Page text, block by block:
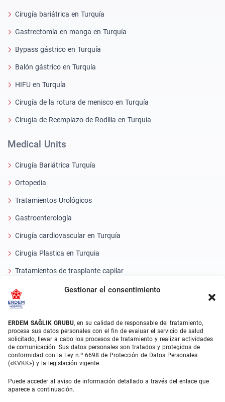
Gestionar el consentimiento
ERDEM SAĞLIK GRUBU, en su calidad de responsable del tratamiento,
procesa sus datos personales con el fin de evaluar el servicio de salud
solicitado, llevar a cabo los procesos de tratamiento y realizar actividades
de comunicación. Sus datos personales son tratados y protegidos de
conformidad con la Ley n.º 6698 de Protección de Datos Personales
(«KVKK») y la legislación vigente.
Puede acceder al aviso de información detallado a través del enlace que
aparece a continuación.
Cirugía bariátrica en Turquía
Gastrectomía en manga en Turquía
Bypass gástrico en Turquía
Balón gástrico en Turquía
HIFU en Turquía
Cirugía de la rotura de menisco en Turquía
Cirugía de Reemplazo de Rodilla en Turquía
Medical Units
Cirugía Bariátrica Turquía
Ortopedia
Tratamientos Urológicos
Gastroenterología
Cirugía cardiovascular en Turquía
Cirugia Plastica en Turquia
Tratamientos de trasplante capilar
Tratamientos Dentales Turquía
Láser Ocular
About Erdem
Quiénes somos
Unidades Médicas
Equipo médico